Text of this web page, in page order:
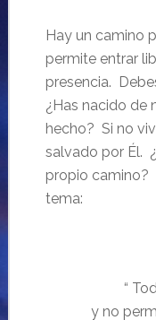
Hay un camino
permite entrar
presencia.
¿Has nacido de
hecho? Si no
salvado por Él.
propio camino?
tema:
“
y no